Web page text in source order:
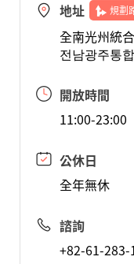
地址 規劃
全南光州統
전남광주통
開放時間
11:00-23:00
公休日
全年無休
諮詢
+82-61-283-